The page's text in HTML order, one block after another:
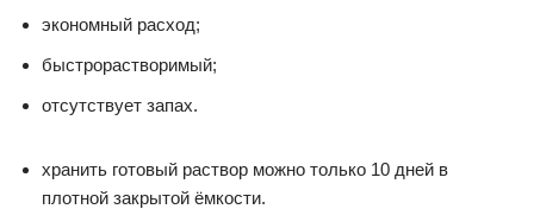
экономный расход;
быстрорастворимый;
отсутствует запах.
хранить готовый раствор можно только 10 дней в
плотной закрытой ёмкости.